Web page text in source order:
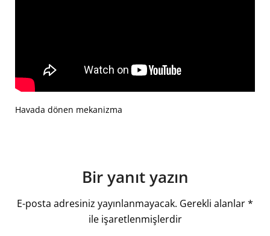
Havada dönen mekanizma
Bir yanıt yazın
E-posta adresiniz yayınlanmayacak. Gerekli alanlar*
ile işaretlenmişlerdir